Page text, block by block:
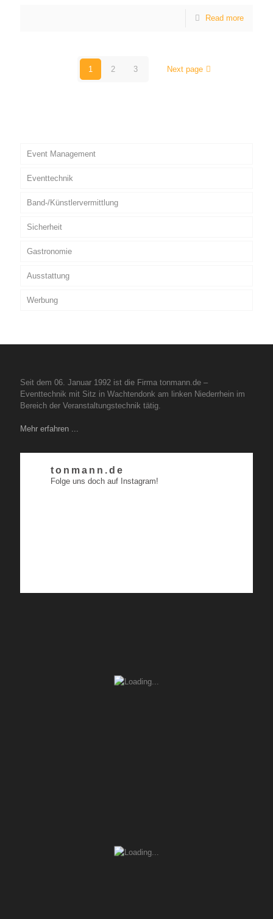
Read more
1 2 3 Next page
Event Management
Eventtechnik
Band-/Künstlervermittlung
Sicherheit
Gastronomie
Ausstattung
Werbung
Seit dem 06. Januar 1992 ist die Firma tonmann.de –
Eventtechnik mit Sitz in Wachtendonk am linken Niederrhein im
Bereich der Veranstaltungstechnik tätig.
Mehr erfahren ...
tonmann.de
Folge uns doch auf Instagram!